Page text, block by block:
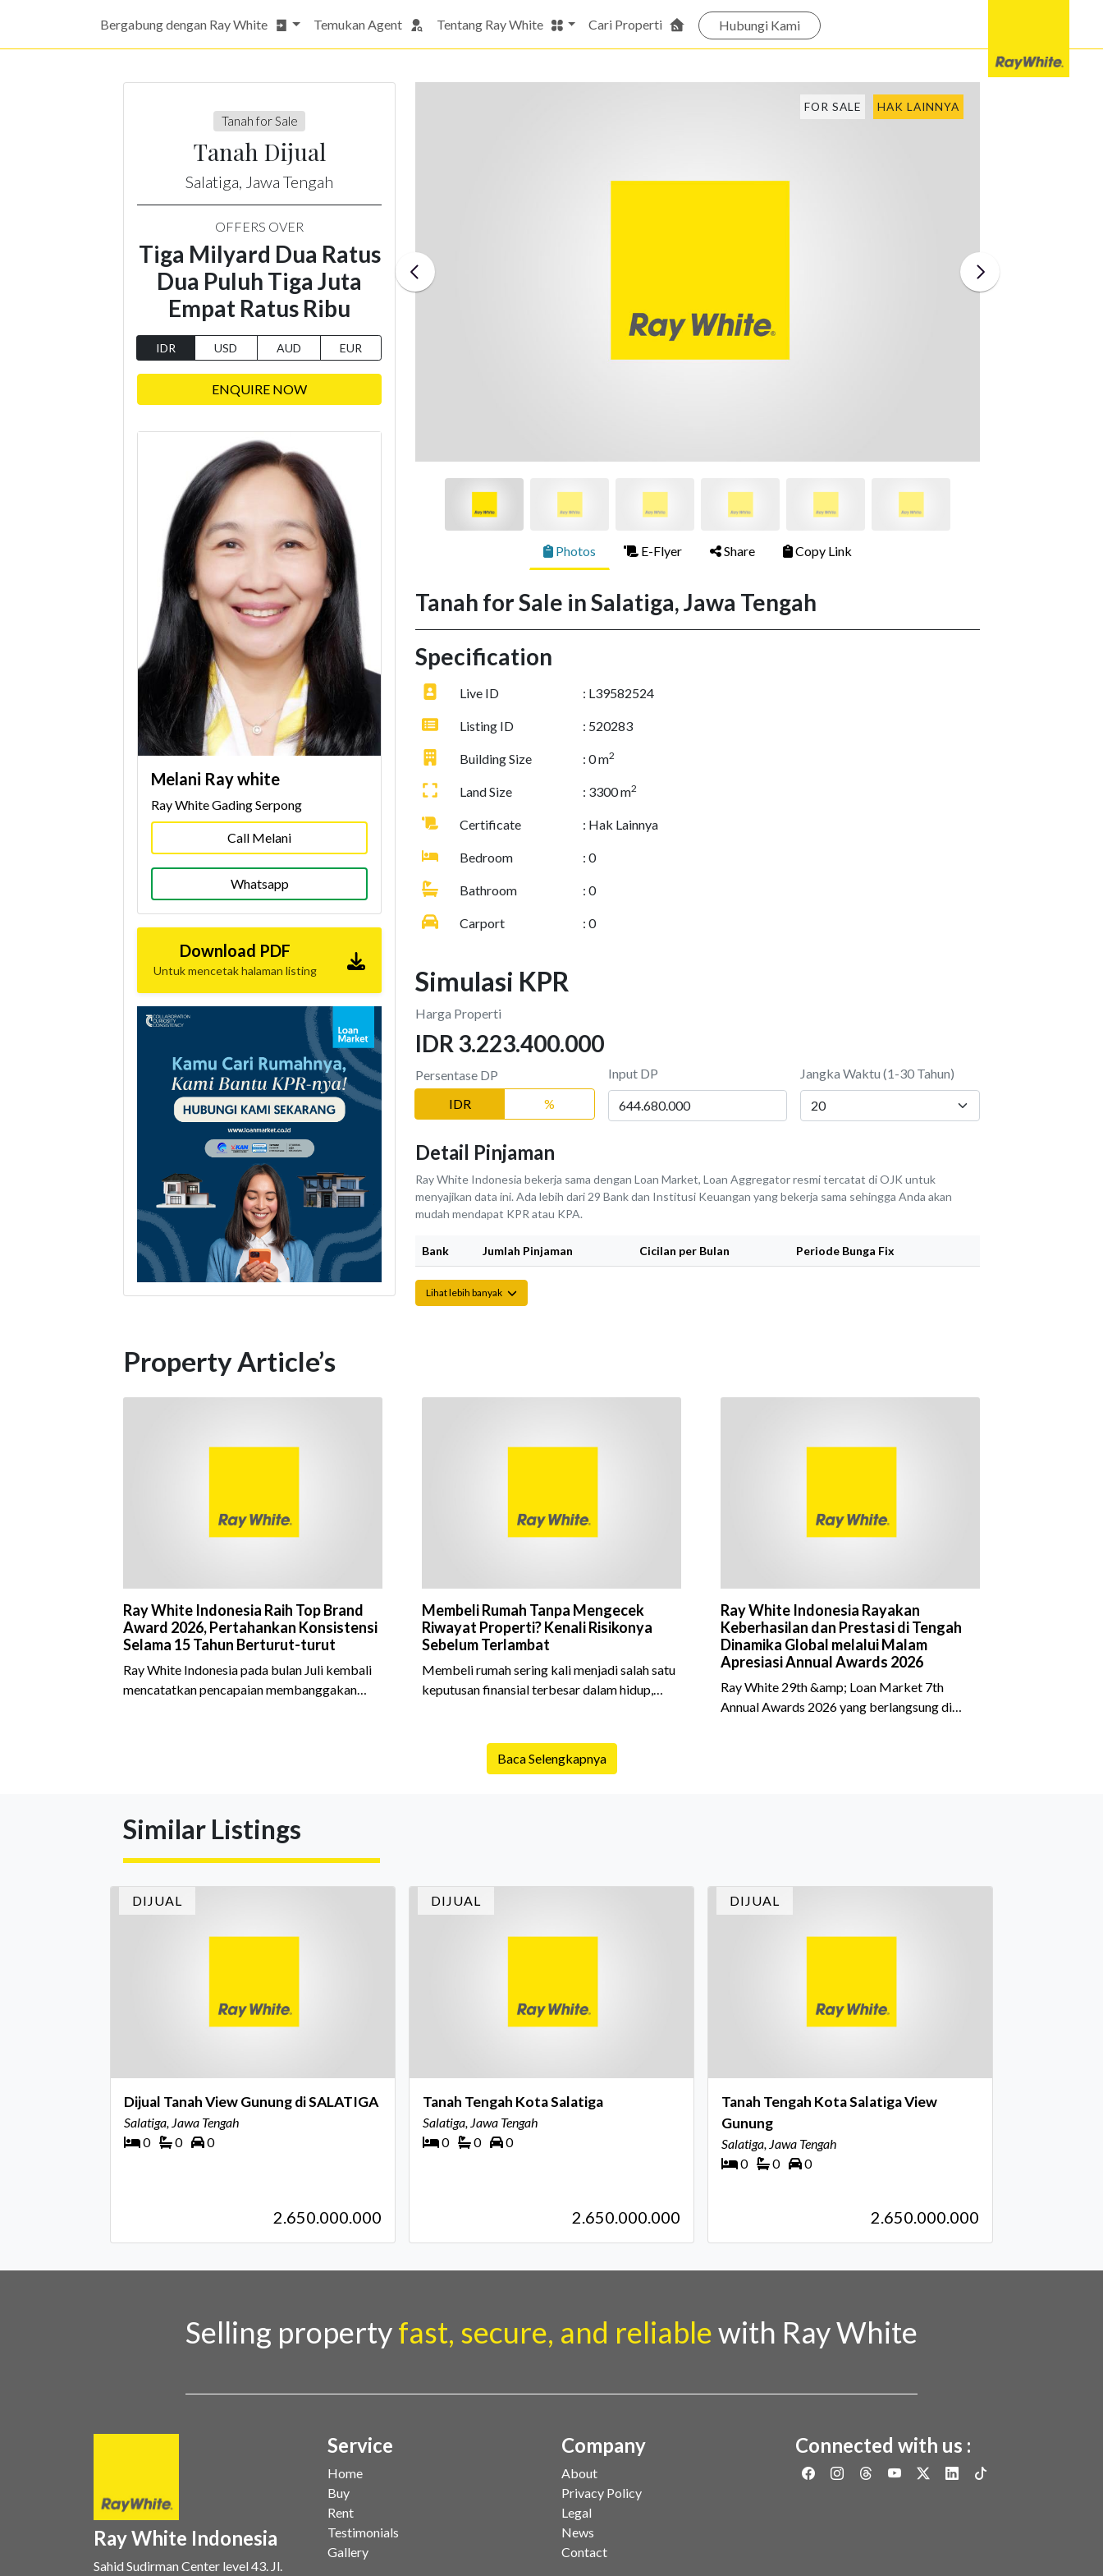
Bergabung dengan Ray White Temukan Agent Tentang Ray White Cari Properti Hubungi Kami
Tanah for Sale
Tanah Dijual
Salatiga, Jawa Tengah
OFFERS OVER
Tiga Milyard Dua Ratus
Dua Puluh Tiga Juta
Empat Ratus Ribu
IDR USD AUD EUR
ENQUIRE NOW
Melani Ray white
Ray White Gading Serpong
Call Melani
Whatsapp
Download PDF
Untuk mencetak halaman listing
FOR SALE HAK LAINNYA
Photos E-Flyer Share Copy Link
Tanah for Sale in Salatiga, Jawa Tengah
Specification
Live ID : L39582524
Listing ID : 520283
Building Size : 0 m2
Land Size : 3300 m2
Certificate : Hak Lainnya
Bedroom : 0
Bathroom : 0
Carport : 0
Simulasi KPR
Harga Properti
IDR 3.223.400.000
Persentase DP
IDR
%
Input DP Jangka Waktu (1-30 Tahun)
Detail Pinjaman
Ray White Indonesia bekerja sama dengan Loan Market, Loan Aggregator resmi tercatat di OJK untuk
menyajikan data ini. Ada lebih dari 29 Bank dan Institusi Keuangan yang bekerja sama sehingga Anda akan
mudah mendapat KPR atau KPA.
Bank Jumlah Pinjaman Cicilan per Bulan Periode Bunga Fix
Lihat lebih banyak
Property Article’s
Ray White Indonesia Raih Top Brand
Award 2026, Pertahankan Konsistensi
Selama 15 Tahun Berturut-turut
Ray White Indonesia pada bulan Juli kembali
mencatatkan pencapaian membanggakan
konsistensi, kepercayaan masyarakat, dan
kualitas layanan yang terus dijaga oleh seluruh
jaringan Ray White Indonesia. Top Brand
Award m
Membeli Rumah Tanpa Mengecek
Riwayat Properti? Kenali Risikonya
Sebelum Terlambat
Membeli rumah sering kali menjadi salah satu
keputusan finansial terbesar dalam hidup,
kepemilikan hunian maupun investasi properti.
Namun dalam prosesnya, tidak sedikit calon
Ray White Indonesia Rayakan
Keberhasilan dan Prestasi di Tengah
Dinamika Global melalui Malam
Apresiasi Annual Awards 2026
Ray White 29th &amp; Loan Market 7th
Annual Awards 2026 yang berlangsung di
ini dihadiri oleh Country Director Ray White
Indon
Baca Selengkapnya
Similar Listings
DIJUAL
Dijual Tanah View Gunung di SALATIGA
Salatiga, Jawa Tengah
0
0 0
2.650.000.000
DIJUAL
Tanah Tengah Kota Salatiga
Salatiga, Jawa Tengah
0
0 0
2.650.000.000
DIJUAL
Tanah Tengah Kota Salatiga View
Gunung
Salatiga, Jawa Tengah
0
0 0
2.650.000.000
Selling propertyfast, secure, and reliablewith Ray White
Ray White Indonesia
Sahid Sudirman Center level 43. Jl.
Service
Home
Buy
Rent
Testimonials
Gallery
Company
About
Privacy Policy
Legal
News
Contact
Connected with us :